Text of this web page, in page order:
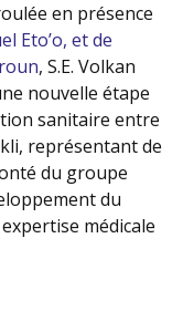
en présence
Eto’o, et de
, S.E. Volkan
nouvelle étape
sanitaire entre
représentant de
du groupe
du
médicale